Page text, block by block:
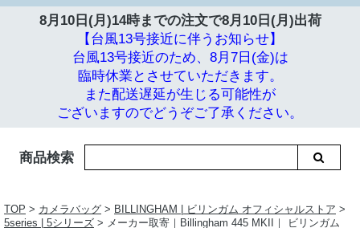
8月10日(月)14時までの注文で8月10日(月)出荷
【台風13号接近に伴うお知らせ】
台風13号接近のため、8月7日(金)は
臨時休業とさせていただきます。
また配送遅延が生じる可能性が
ございますのでどうぞご了承ください。
商品検索
TOP > カメラバッグ > BILLINGHAM | ビリンガム オフィシャルストア >
5series | 5シリーズ > メーカー取寄｜Billingham 445 MKII｜ ビリンガム